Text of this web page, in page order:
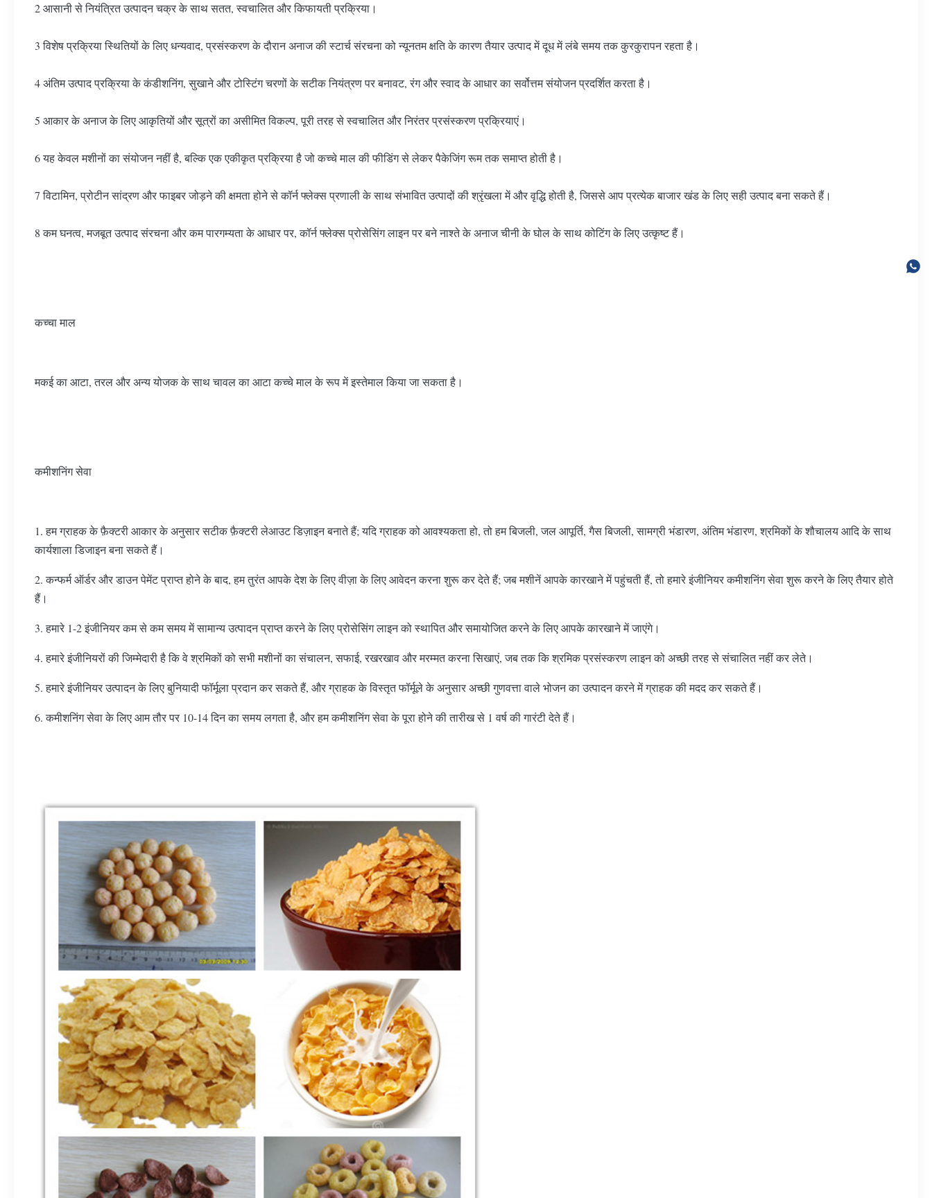
2 आसानी से नियंत्रित उत्पादन चक्र के साथ सतत, स्वचालित और किफायती प्रक्रिया।
3 विशेष प्रक्रिया स्थितियों के लिए धन्यवाद, प्रसंस्करण के दौरान अनाज की स्टार्च संरचना को न्यूनतम क्षति के कारण तैयार उत्पाद में दूध में लंबे समय तक कुरकुरापन रहता है।
4 अंतिम उत्पाद प्रक्रिया के कंडीशनिंग, सुखाने और टोस्टिंग चरणों के सटीक नियंत्रण पर बनावट, रंग और स्वाद के आधार का सर्वोत्तम संयोजन प्रदर्शित करता है।
5 आकार के अनाज के लिए आकृतियों और सूत्रों का असीमित विकल्प, पूरी तरह से स्वचालित और निरंतर प्रसंस्करण प्रक्रियाएं।
6 यह केवल मशीनों का संयोजन नहीं है, बल्कि एक एकीकृत प्रक्रिया है जो कच्चे माल की फीडिंग से लेकर पैकेजिंग रूम तक समाप्त होती है।
7 विटामिन, प्रोटीन सांद्रण और फाइबर जोड़ने की क्षमता होने से कॉर्न फ्लेक्स प्रणाली के साथ संभावित उत्पादों की श्रृंखला में और वृद्धि होती है, जिससे आप प्रत्येक बाजार खंड के लिए सही उत्पाद बना सकते हैं।
8 कम घनत्व, मजबूत उत्पाद संरचना और कम पारगम्यता के आधार पर, कॉर्न फ्लेक्स प्रोसेसिंग लाइन पर बने नाश्ते के अनाज चीनी के घोल के साथ कोटिंग के लिए उत्कृष्ट हैं।
कच्चा माल
मकई का आटा, तरल और अन्य योजक के साथ चावल का आटा कच्चे माल के रूप में इस्तेमाल किया जा सकता है।
कमीशनिंग सेवा
1. हम ग्राहक के फ़ैक्टरी आकार के अनुसार सटीक फ़ैक्टरी लेआउट डिज़ाइन बनाते हैं; यदि ग्राहक को आवश्यकता हो, तो हम बिजली, जल आपूर्ति, गैस बिजली, सामग्री भंडारण, अंतिम भंडारण, श्रमिकों के शौचालय आदि के साथ
कार्यशाला डिजाइन बना सकते हैं।
2. कन्फर्म ऑर्डर और डाउन पेमेंट प्राप्त होने के बाद, हम तुरंत आपके देश के लिए वीज़ा के लिए आवेदन करना शुरू कर देते हैं; जब मशीनें आपके कारखाने में पहुंचती हैं, तो हमारे इंजीनियर कमीशनिंग सेवा शुरू करने के लिए तैयार होते
हैं।
3. हमारे 1-2 इंजीनियर कम से कम समय में सामान्य उत्पादन प्राप्त करने के लिए प्रोसेसिंग लाइन को स्थापित और समायोजित करने के लिए आपके कारखाने में जाएंगे।
4. हमारे इंजीनियरों की जिम्मेदारी है कि वे श्रमिकों को सभी मशीनों का संचालन, सफाई, रखरखाव और मरम्मत करना सिखाएं, जब तक कि श्रमिक प्रसंस्करण लाइन को अच्छी तरह से संचालित नहीं कर लेते।
5. हमारे इंजीनियर उत्पादन के लिए बुनियादी फॉर्मूला प्रदान कर सकते हैं, और ग्राहक के विस्तृत फॉर्मूले के अनुसार अच्छी गुणवत्ता वाले भोजन का उत्पादन करने में ग्राहक की मदद कर सकते हैं।
6. कमीशनिंग सेवा के लिए आम तौर पर 10-14 दिन का समय लगता है, और हम कमीशनिंग सेवा के पूरा होने की तारीख से 1 वर्ष की गारंटी देते हैं।